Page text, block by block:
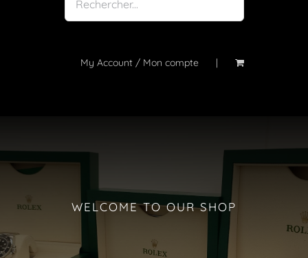
À propos
Blog
My Account / Mon compte
WELCOME TO OUR SHOP